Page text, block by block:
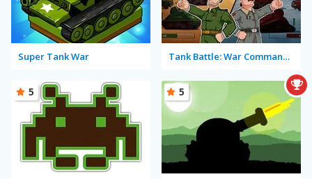
Super Tank War Tank Battle: War Commander
5 5